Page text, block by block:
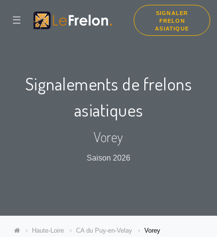
☰
SIGNALER
FRELON
ASIATIQUE
Signalements de frelons
asiatiques
Vorey
Saison 2026
Haute-Loire CA du Puy-en-Velay Vorey